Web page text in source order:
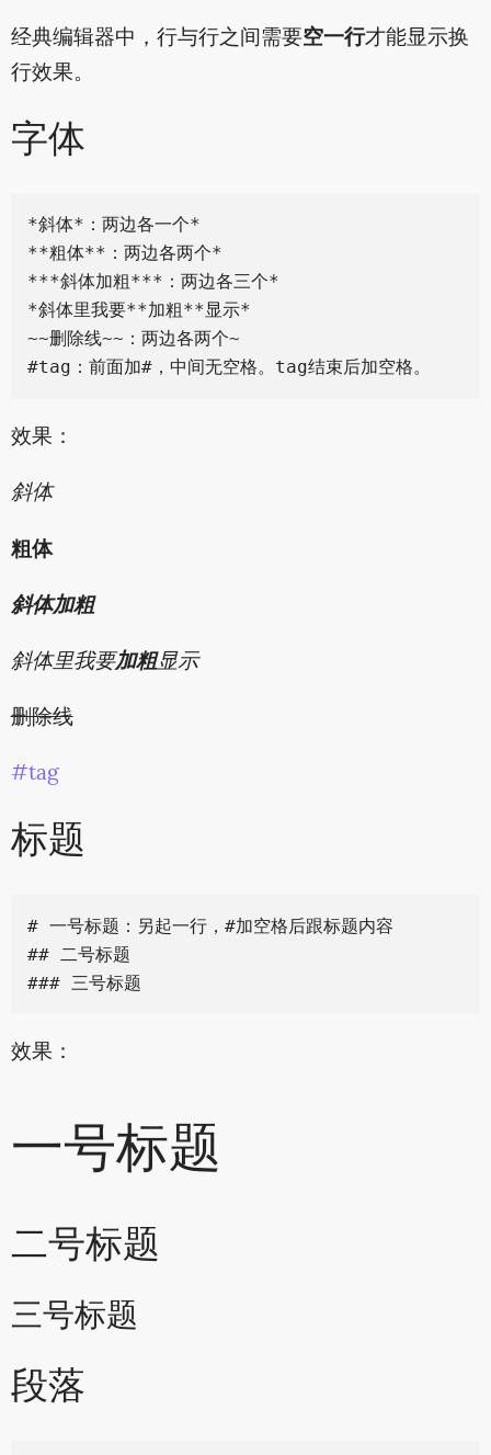
经典编辑器中，行与行之间需要空一行才能显示换
行效果。
字体
*斜体*：两边各一个*
**粗体**：两边各两个*
***斜体加粗***：两边各三个*
*斜体里我要**加粗**显示*
~~删除线~~：两边各两个~
效果：
斜体
粗体
斜体加粗
斜体里我要加粗显示
删除线
#tag
标题
# 一号标题：另起一行，#加空格后跟标题内容
## 二号标题
效果：
一号标题
二号标题
三号标题
段落